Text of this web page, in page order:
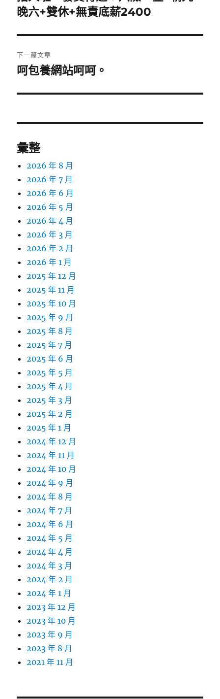
覽
篇
章:
晚六+雙休+無責底薪2400
下一篇文章
下
篇
章:
呵包養網站呵呵。
彙整
2026 年 8 月
2026 年 7 月
2026 年 6 月
2026 年 5 月
2026 年 4 月
2026 年 3 月
2026 年 2 月
2026 年 1 月
2025 年 12 月
2025 年 11 月
2025 年 10 月
2025 年 9 月
2025 年 8 月
2025 年 7 月
2025 年 6 月
2025 年 5 月
2025 年 4 月
2025 年 3 月
2025 年 2 月
2025 年 1 月
2024 年 12 月
2024 年 11 月
2024 年 10 月
2024 年 9 月
2024 年 8 月
2024 年 7 月
2024 年 6 月
2024 年 5 月
2024 年 4 月
2024 年 3 月
2024 年 2 月
2024 年 1 月
2023 年 12 月
2023 年 10 月
2023 年 9 月
2023 年 8 月
2021 年 11 月